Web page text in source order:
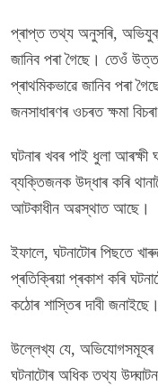
প্ৰাপ্ত তথ্য অনুসৰি,
জানিব পৰা গৈছে। তেওঁ
প্ৰাথমিকভাৱে জানিব পৰা
জনসাধাৰণৰ ওচৰত ক্ষমা
ঘটনাৰ খবৰ পাই ধুলা
ব্যক্তিজনক উদ্ধাৰ কৰি
আটকাধীন অৱস্থাত আছে।
ইফালে, ঘটনাটোৰ পিছতে
প্ৰতিক্ৰিয়া প্ৰকাশ কৰি
কঠোৰ শাস্তিৰ দাবী জনাইছে।
উল্লেখ্য যে, অভিযোগসমূহৰ
ঘটনাটোৰ অধিক তথ্য